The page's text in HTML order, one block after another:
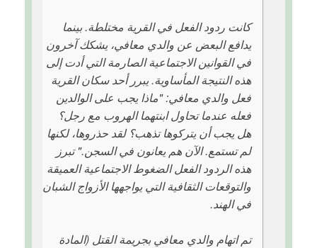
كانت ردود الفعل في القرية مختلطة. بينما
يدافع البعض عن والدي معافي، يشكك آخرون
في القوانين الاجتماعية الصارمة التي أدت إلى
هذه النتيجة المأساوية. يبرر أحد سكان القرية
فعل والدي معافي: "ماذا يجب على الوالدين
فعله عندما تحاول ابنتهما الهروب مع رجل؟
هل يجب أن يتركوها تذهب؟ لقد حذروها، لكنها
لم تستمع. الآن هم يعانون في السجن." تبرز
هذه الردود الفعل الضغوط الاجتماعية العميقة
والتوقعات الثقافية التي يواجهها الأزواج الشبان
في الهند.
تم اتهام والدي معافي بجريمة القتل (المادة